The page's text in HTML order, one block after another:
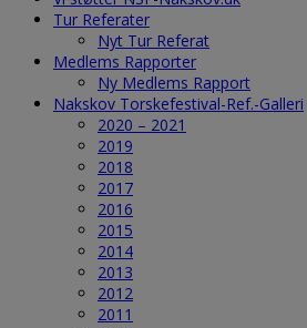
Tur Referater
Nyt Tur Referat
Medlems Rapporter
Ny Medlems Rapport
Nakskov Torskefestival-Ref.-Galleri
2020 – 2021
2019
2018
2017
2016
2015
2014
2013
2012
2011